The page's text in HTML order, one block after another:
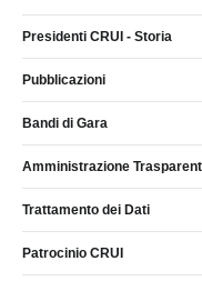
Presidenti CRUI - Storia
Pubblicazioni
Bandi di Gara
Amministrazione
Trattamento dei Dati
Patrocinio CRUI